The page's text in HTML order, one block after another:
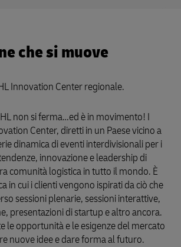
che si muove
Innovation Center regionale.
non si ferma…ed è in movimento! I
Center, diretti in un Paese vicino a
dinamica di eventi interdivisionali per i
innovazione e leadership di
comunità logistica in tutto il mondo. È
in cui i clienti vengono ispirati da ciò che
sessioni plenarie, sessioni interattive,
presentazioni di startup e altro ancora.
le opportunità e le esigenze del mercato
nuove idee e dare forma al futuro.